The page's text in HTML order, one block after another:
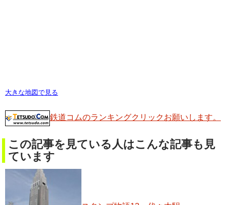
大きな地図で見る
鉄道コムのランキングクリックお願いします。
この記事を見ている人はこんな記事も見
ています